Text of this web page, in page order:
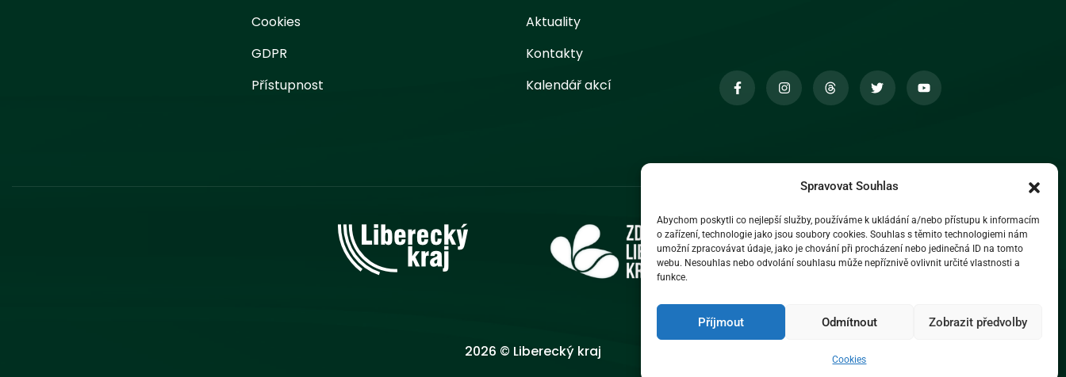
Spravovat Souhlas
Abychom poskytli co nejlepší služby, používáme k ukládání a/nebo přístupu k informacím
o zařízení, technologie jako jsou soubory cookies. Souhlas s těmito technologiemi nám
umožní zpracovávat údaje, jako je chování při procházení nebo jedinečná ID na tomto
webu. Nesouhlas nebo odvolání souhlasu může nepříznivě ovlivnit určité vlastnosti a
funkce.
Příjmout Odmítnout Zobrazit předvolby
Cookies
Cookies
GDPR
Přístupnost
Aktuality
Kontakty
Kalendář akcí
2026 © Liberecký kraj